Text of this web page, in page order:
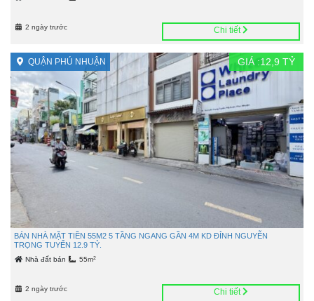
2 ngày trước Chi tiết
QUẬN PHÚ NHUẬN GIÁ :12,9 TỶ
BÁN NHÀ MẶT TIỀN 55M2 5 TẦNG NGANG GẦN 4M KD ĐỈNH NGUYỄN
TRỌNG TUYỂN 12.9 TỶ.
Nhà đất bán 55m2
2 ngày trước Chi tiết